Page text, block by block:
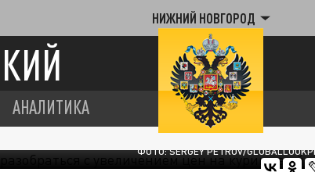
НИЖНИЙ НОВГОРОД
АНАЛИТИКА
ФОТО: SERGEY PETROV/